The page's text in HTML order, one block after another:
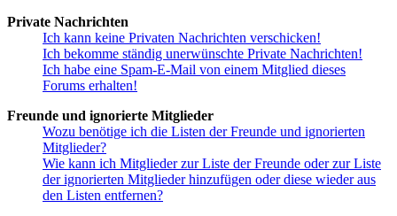
Private Nachrichten
Ich kann keine Privaten Nachrichten verschicken!
Ich bekomme ständig unerwünschte Private Nachrichten!
Ich habe eine Spam-E-Mail von einem Mitglied dieses
Forums erhalten!
Freunde und ignorierte Mitglieder
Wozu benötige ich die Listen der Freunde und ignorierten
Mitglieder?
Wie kann ich Mitglieder zur Liste der Freunde oder zur Liste
der ignorierten Mitglieder hinzufügen oder diese wieder aus
den Listen entfernen?